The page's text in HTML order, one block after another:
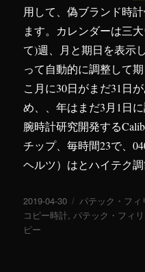
用して、偽ブランド時
ます。カレンダーは三
て)週、月と期日を表示
って自動的に調整して
こ月に30日がまだ31日
め、、年はまだ3月1日に
腕時計研究開発する
チップ、毎時間23で、
ヘルツ）はとハイテク
投
稿
日:
2019-04-30
カ
テ
パテック・フィ
コピー時計,パテック・フィ
ピー